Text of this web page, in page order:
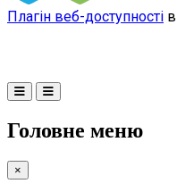
Плагін веб-доступності
Головне меню
×